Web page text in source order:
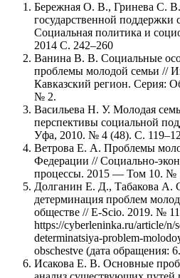
Бережная О. В., Гринева С.
государственной поддержки
Социальная политика и
2014 С. 242–260
Ванина В. В. Социальные
проблемы молодой семьи //
Кавказский регион. Серия:
№ 2.
Васильева Н. У. Молодая
перспективы социальной
Уфа, 2010. № 4 (48). С.
Ветрова Е. А. Проблемы
Федерации // Социально-
процессы. 2015 — Том 10. №
Долганин Е. Д., Табакова А.
детерминация проблем
обществе // E-Scio. 2019. №
https://cyberleninka.ru/article/n/
determinatsiya-problem-
obschestve (дата обращения:
Исакова Е. В. Основные